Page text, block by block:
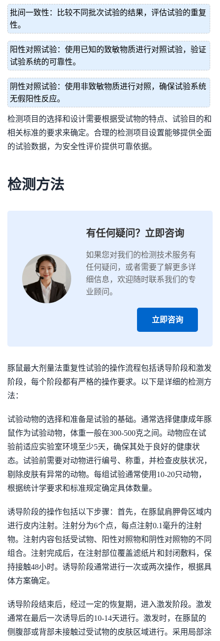
批间一致性：比较不同批次试验的结果，评估试验的重复
性。
阳性对照试验：使用已知的致敏物质进行对照试验，验证
试验系统的可靠性。
阴性对照试验：使用非致敏物质进行对照，确保试验系统
无假阳性反应。
检测项目的选择和设计需要根据受试物的特点、试验目的和
相关标准的要求来确定。合理的检测项目设置能够提供全面
的试验数据，为安全性评价提供可靠依据。
检测方法
有任何疑问？立即咨询
如果您对我们的检测技术服务有
任何疑问，或者需要了解更多详
细信息，欢迎随时联系我们的专
业顾问。
立即咨询
豚鼠最大剂量法重复性试验的操作流程包括诱导阶段和激发
阶段，每个阶段都有严格的操作要求。以下是详细的检测方
法：
试验动物的选择和准备是试验的基础。通常选择健康成年豚
鼠作为试验动物，体重一般在300-500克之间。动物应在试
验前适应实验室环境至少5天，确保其处于良好的健康状
态。试验前需要对动物进行编号、称重，并检查皮肤状况，
剔除皮肤有异常的动物。每组试验通常使用10-20只动物，
根据统计学要求和标准规定确定具体数量。
诱导阶段的操作包括以下步骤：首先，在豚鼠肩胛骨区域内
进行皮内注射。注射分为6个点，每点注射0.1毫升的注射
物。注射内容包括受试物、阳性对照物和阴性对照物的不同
组合。注射完成后，在注射部位覆盖滤纸片和封闭敷料，保
持接触48小时。诱导阶段通常进行一次或两次操作，根据具
体方案确定。
诱导阶段结束后，经过一定的恢复期，进入激发阶段。激发
通常在最后一次诱导后的10-14天进行。激发时，在豚鼠的
侧腹部或背部未接触过受试物的皮肤区域进行。采用局部涂